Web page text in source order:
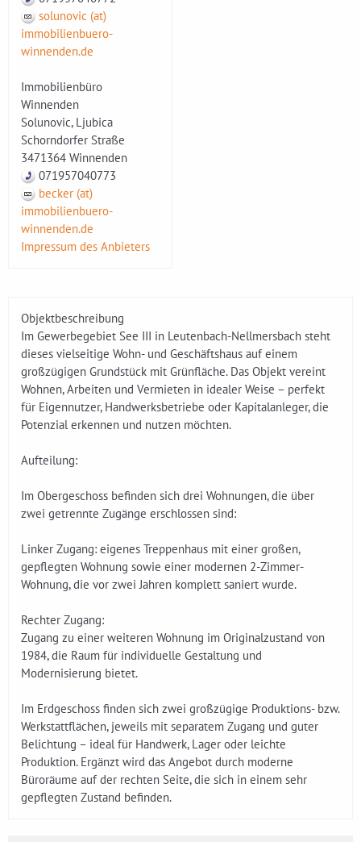
solunovic (at)
immobilienbuero-
winnenden.de
Immobilienbüro
Winnenden
Solunovic, Ljubica
Schorndorfer Straße
3471364 Winnenden
071957040773
becker (at)
immobilienbuero-
winnenden.de
Impressum des Anbieters
Objektbeschreibung
Im Gewerbegebiet See III in Leutenbach-Nellmersbach steht
dieses vielseitige Wohn- und Geschäftshaus auf einem
großzügigen Grundstück mit Grünfläche. Das Objekt vereint
Wohnen, Arbeiten und Vermieten in idealer Weise – perfekt
für Eigennutzer, Handwerksbetriebe oder Kapitalanleger, die
Potenzial erkennen und nutzen möchten.
Aufteilung:
Im Obergeschoss befinden sich drei Wohnungen, die über
zwei getrennte Zugänge erschlossen sind:
Linker Zugang: eigenes Treppenhaus mit einer großen,
gepflegten Wohnung sowie einer modernen 2-Zimmer-
Wohnung, die vor zwei Jahren komplett saniert wurde.
Rechter Zugang:
Zugang zu einer weiteren Wohnung im Originalzustand von
1984, die Raum für individuelle Gestaltung und
Modernisierung bietet.
Im Erdgeschoss finden sich zwei großzügige Produktions- bzw.
Werkstattflächen, jeweils mit separatem Zugang und guter
Belichtung – ideal für Handwerk, Lager oder leichte
Produktion. Ergänzt wird das Angebot durch moderne
Büroräume auf der rechten Seite, die sich in einem sehr
gepflegten Zustand befinden.